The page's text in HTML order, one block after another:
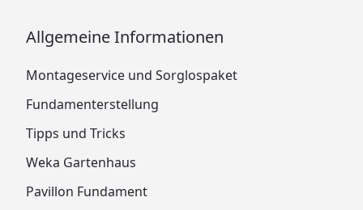
Allgemeine Informationen
Montageservice und Sorglospaket
Fundamenterstellung
Tipps und Tricks
Weka Gartenhaus
Pavillon Fundament